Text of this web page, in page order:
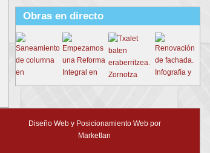
Obras en directo
Diseño Web y Posicionamiento Web por
Marketlan